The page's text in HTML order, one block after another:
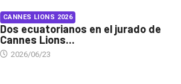
CANNES LIONS 2026
Dos ecuatorianos en el jurado de
Cannes Lions...
2026/06/23